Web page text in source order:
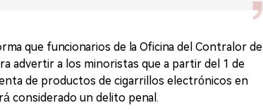
que funcionarios de la Oficina del Contralor de
advertir a los minoristas que a partir del 1 de
de productos de cigarrillos electrónicos en
considerado un delito penal.